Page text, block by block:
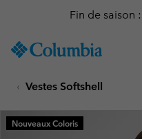
TO
SKIP
MAIN
NAV
Fin de saison
Vestes Softshell
Nouveaux Coloris